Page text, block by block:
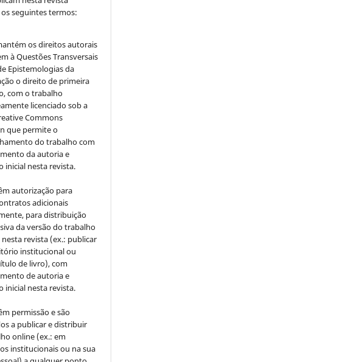
seguintes termos:
os direitos autorais
à Questões Transversais
Epistemologias da
o direito de primeira
com o trabalho
licenciado sob a
Commons
que permite o
do trabalho com
da autoria e
inicial nesta revista.
autorização para
adicionais
para distribuição
da versão do trabalho
revista (ex.: publicar
institucional ou
de livro), com
de autoria e
inicial nesta revista.
permissão e são
a publicar e distribuir
online (ex.: em
institucionais ou na sua